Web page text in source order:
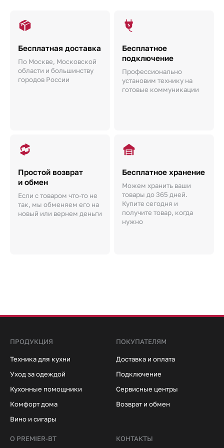
Бесплатная доставка
По Москве, Московской
области и большинству
городов России
Бесплатное
подключение
Профессионально
установим технику на
готовые коммуникации
Простой возврат
и обмен
Если с товаром что-то не
так, мы обменяем его на
новый или вернем деньги
Бесплатное хранение
Можем хранить ваши
товары до 365 дней.
Купите сегодня и
получите товар, когда
нужно
ПРОДУКЦИЯ
Техника для кухни
Уход за одеждой
Кухонные помощники
Комфорт дома
Вино и сигары
ПОКУПАТЕЛЯМ
Доставка и оплата
Подключение
Сервисные центры
Возврат и обмен
О PREMIER-BT КОНТАКТЫ